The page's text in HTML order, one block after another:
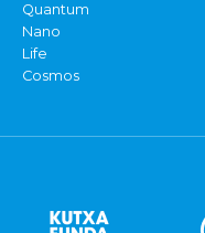
Quantum
Nano
Life
Cosmos